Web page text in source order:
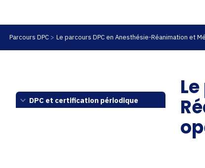
Parcours DPC Le parcours DPC en Anesthésie-Réanimation et
DPC et certification périodique